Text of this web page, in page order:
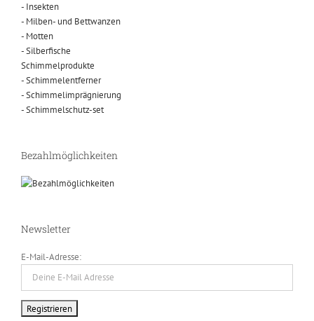
- Insekten
- Milben- und Bettwanzen
- Motten
- Silberfische
Schimmelprodukte
- Schimmelentferner
- Schimmelimprägnierung
- Schimmelschutz-set
Bezahlmöglichkeiten
Newsletter
E-Mail-Adresse: